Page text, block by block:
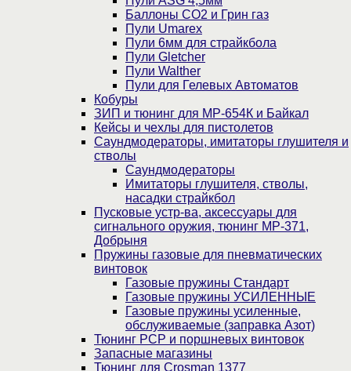
Баллоны CO2 и Грин газ
Пули Umarex
Пули 6мм для страйкбола
Пули Gletcher
Пули Walther
Пули для Гелевых Автоматов
Кобуры
ЗИП и тюнинг для МР-654К и Байкал
Кейсы и чехлы для пистолетов
Саундмодераторы, имитаторы глушителя и
стволы
Саундмодераторы
Имитаторы глушителя, стволы,
насадки страйкбол
Пусковые устр-ва, аксессуары для
сигнального оружия, тюнинг МР-371,
Добрыня
Пружины газовые для пневматических
винтовок
Газовые пружины Стандарт
Газовые пружины УСИЛЕННЫЕ
Газовые пружины усиленные,
обслуживаемые (заправка Азот)
Тюнинг PCP и поршневых винтовок
Запасные магазины
Тюнинг для Crosman 1377